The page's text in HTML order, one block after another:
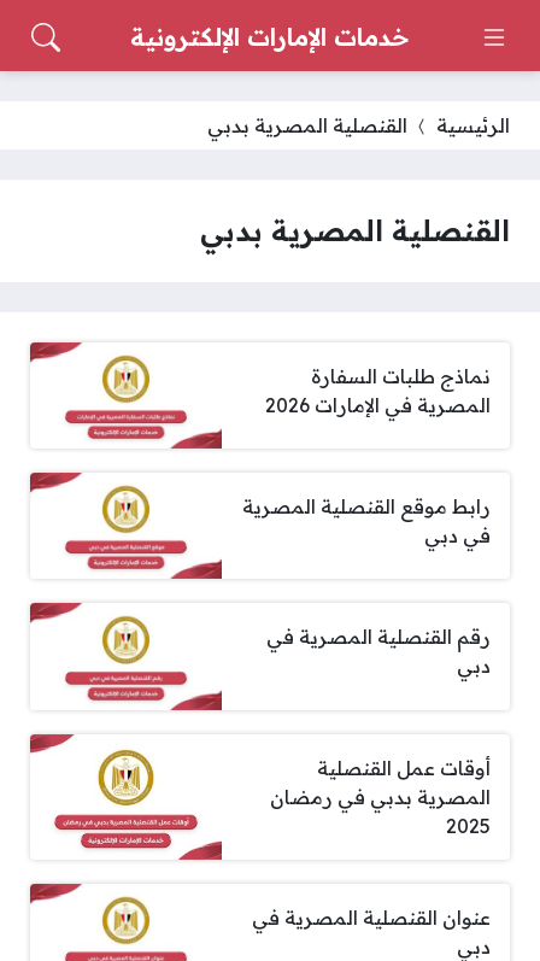
خدمات الإمارات الإلكترونية
الرئيسية القنصلية المصرية بدبي
القنصلية المصرية بدبي
نماذج طلبات السفارة
المصرية في الإمارات 2026
رابط موقع القنصلية المصرية
في دبي
رقم القنصلية المصرية في
دبي
أوقات عمل القنصلية
المصرية بدبي في رمضان
2025
عنوان القنصلية المصرية في
دبي